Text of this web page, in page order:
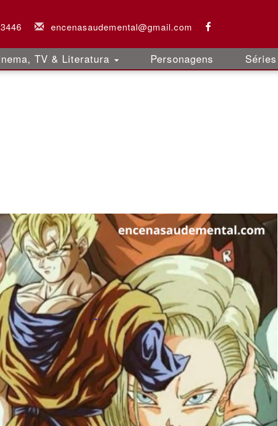
encenasaudemental@gmail.com
TV & Literatura Personagens Séries